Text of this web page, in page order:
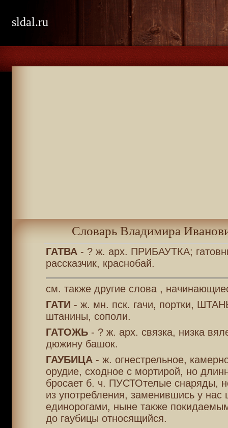
sldal.ru
Словарь Владимира
ГАТВА- ? ж. арх. ПРИБАУТКА;
рассказчик, краснобай.
см. также другие слова ,
ГАТИ - ж. мн. пск. гачи, портки,
штанины, сополи.
ГАТОЖЬ- ? ж. арх. связка, низка
дюжину башок.
ГАУБИЦА- ж. огнестрельное,
орудие, сходное с мортирой, но
бросает б. ч. ПУСТОтелые снаряды,
из употребления, заменившись у нас
единорогами, ныне также
до гаубицы относящийся.